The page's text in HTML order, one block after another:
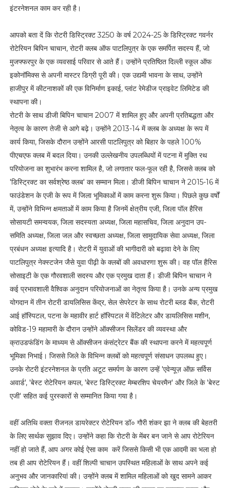
इंटरनेशनल काम कर रही है।
आपको बता दें कि रोटरी डिस्ट्रिक्ट 3250 के वर्ष 2024-25 के डिस्ट्रिक्ट गवर्नर
रोटेरियन बिपिन चाचान, रोटरी क्लब ऑफ पाटलिपुत्र के एक समर्पित सदस्य हैं, जो
मुजफ्फरपुर के एक व्यवसाई परिवार से आते हैं। उन्होंने प्रतिष्ठित दिल्ली स्कूल ऑफ
इकोनॉमिक्स से अपनी मास्टर डिग्री पूरी की। एक उद्यमी भावना के साथ, उन्होंने
हाजीपुर में कीटनाशकों की एक विनिर्माण इकाई, प्लांट रेमेडीज प्राइवेट लिमिटेड की
स्थापना की।
रोटरी के साथ डीजी बिपिन चाचान 2007 में शामिल हुए और अपनी प्रतिबद्धता और
नेतृत्व के कारण तेजी से आगे बढ़े। उन्होंने 2013-14 में क्लब के अध्यक्ष के रूप में
कार्य किया, जिसके दौरान उन्होंने आरसी पाटलिपुत्र को बिहार के पहले 100%
पीएचएफ क्लब में बदल दिया। उनकी उल्लेखनीय उपलब्धियों में पटना में मुक्ति रथ
परियोजना का शुभारंभ करना शामिल है, जो लगातार फल-फूल रही है, जिससे क्लब को
'डिस्ट्रिक्ट का सर्वश्रेष्ठ क्लब' का सम्मान मिला। डीजी बिपिन चाचान ने 2015-16 में
फाउंडेशन के एजी के रूप में जिला भूमिकाओं में काम करना शुरू किया। पिछले कुछ वर्षों
में, उन्होंने विभिन्न क्षमताओं में काम किया है जिनमें क्षेत्रीय एजी, जिला पॉल हैरिस
सोसायटी समन्वयक, जिला सदस्यता अध्यक्ष, जिला महासचिव, जिला अनुदान उप-
समिति अध्यक्ष, जिला जल और स्वच्छता अध्यक्ष, जिला सामुदायिक सेवा अध्यक्ष, जिला
प्रबंधन अध्यक्ष इत्यादि है। रोटरी में युवाओं की भागीदारी को बढ़ावा देने के लिए
पाटलिपुत्र नेक्स्टजेन जैसे युवा पीढ़ी के क्लबों की अवधारणा शुरू की। वह पॉल हैरिस
सोसाइटी के एक गौरवशाली सदस्य और एक प्रमुख दाता हैं। डीजी बिपिन चाचान ने
कई प्रभावशाली वैश्विक अनुदान परियोजनाओं का नेतृत्व किया है। उनके अन्य प्रमुख
योगदान में तीन रोटरी डायलिसिस केंद्र, सेल सेपरेटर के साथ रोटरी ब्लड बैंक, रोटरी
आई हॉस्पिटल, पटना के महावीर हार्ट हॉस्पिटल में वेंटिलेटर और डायलिसिस मशीन,
कोविड-19 महामारी के दौरान उन्होंने ऑक्सीजन सिलेंडर की व्यवस्था और
क्राउडफंडिंग के माध्यम से ऑक्सीजन कंसंट्रेटर बैंक की स्थापना करने में महत्वपूर्ण
भूमिका निभाई। जिससे जिले के विभिन्न क्लबों को महत्वपूर्ण संसाधन उपलब्ध हुए।
उनके रोटरी इंटरनेशनल के प्रति अटूट समर्पण के कारण उन्हें 'एवेन्यूज़ ऑफ़ सर्विस
अवार्ड', 'बेस्ट रोटेरियन कपल, 'बेस्ट डिस्ट्रिक्ट मेम्बरशिप चेयरमैन' और जिले के 'बेस्ट
एजी' सहित कई पुरस्कारों से सम्मानित किया गया है।
वहीं अतिथि वक्ता रीजनल डायरेक्टर रोटेरियन डॉ० गौरी शंकर झा ने क्लब की बेहतरी
के लिए सार्थक सुझाव दिए। उन्होंने कहा कि रोटरी के मेंबर बन जाने से आप रोटेरियन
नहीं हो जाते हैं, आप अगर कोई ऐसा काम करें जिससे किसी भी एक आदमी का भला हो
तब ही आप रोटेरियन हैं। वहीं शिल्पी चाचान उपस्थित महिलाओं के साथ अपने कई
अनुभव और जानकारियां की। उन्होंने क्लब में शामिल महिलाओं को खुद सामने आकर